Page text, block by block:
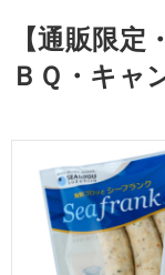
【通販限定
ＢＱ・キャ